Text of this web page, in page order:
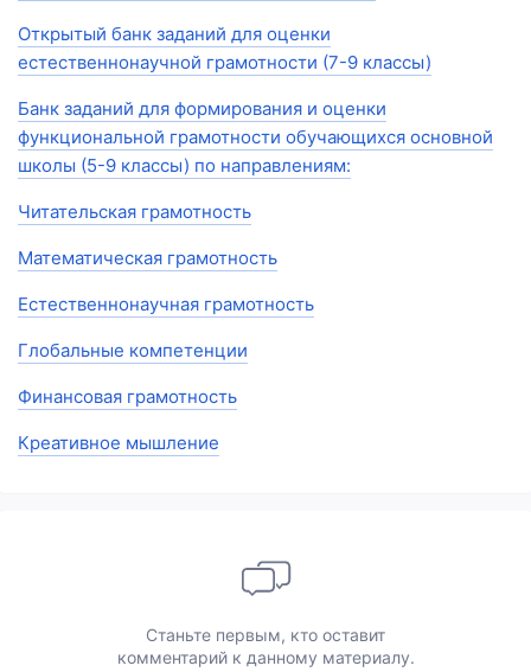
Открытый банк заданий для оценки
естественнонаучной грамотности (7-9 классы)
Банк заданий для формирования и оценки
функциональной грамотности обучающихся основной
школы (5-9 классы) по направлениям:
Читательская грамотность
Математическая грамотность
Естественнонаучная грамотность
Глобальные компетенции
Финансовая грамотность
Креативное мышление
Станьте первым, кто оставит
комментарий к данному материалу.